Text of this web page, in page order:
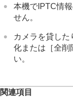
本機でIPTC情
せん。
カメラを貸し
化または ［全削
い。
関連項目